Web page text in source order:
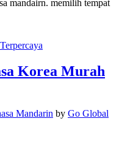
mandairn. memilih tempat
Korea Murah
Mandarin by Go Global